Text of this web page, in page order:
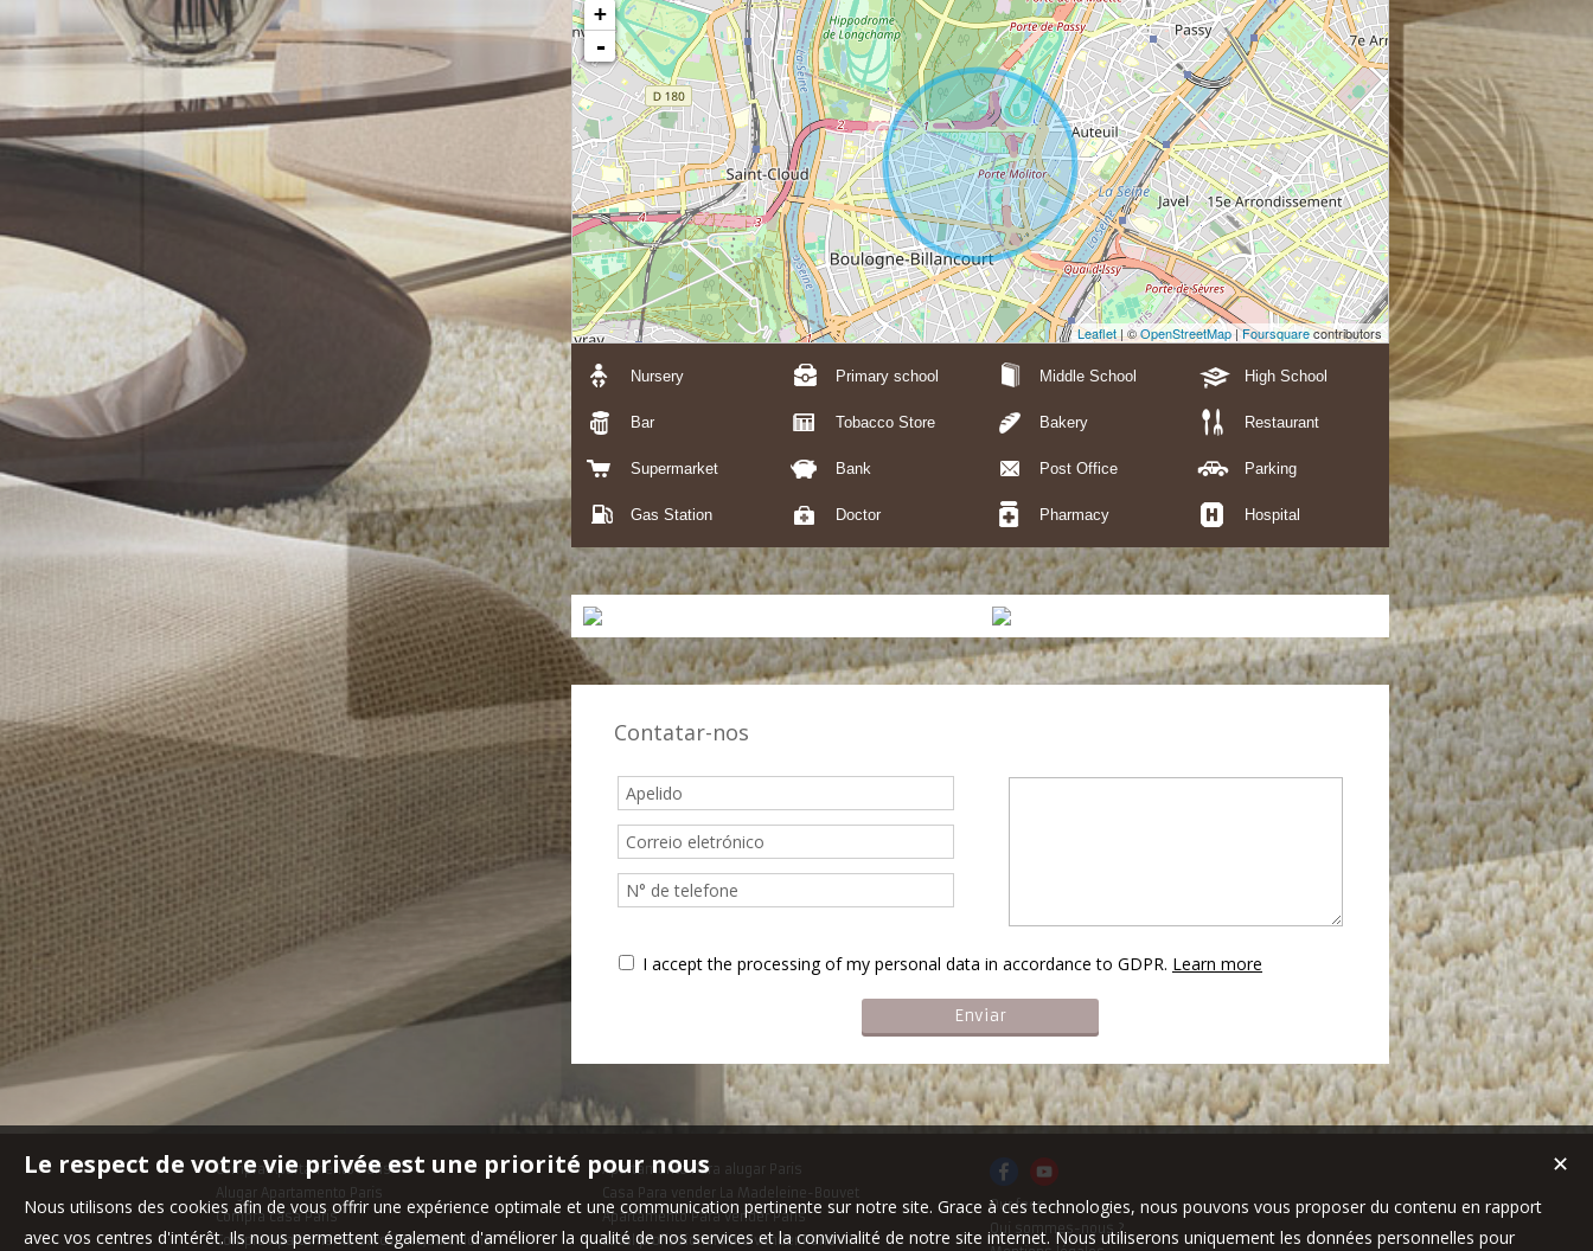
+
-
Leaflet| ©OpenStreetMap|Foursquarecontributors
Nursery Primary school Middle School High School
Bar Tobacco Store Bakery Restaurant
Supermarket Bank Post Office Parking
Gas Station Doctor Pharmacy Hospital
Contatar-nos
I accept the processing of my personal data in accordance to GDPR. Learn more
Compra Apartamento Paris
Alugar Apartamento Paris
Compra casa Paris
Compra Apartamento Barcelona,Barcelone
Apartamento Para alugar Paris
Casa Para vender La Madeleine-Bouvet
Apartamento Para vender Paris
Local profissional Para vender Paris
Our fees
Qui sommes-nous ?
✕
Le respect de votre vie privée est une priorité pour nous
Nous utilisons des cookies afin de vous offrir une expérience optimale et une communication pertinente sur notre site. Grace à ces technologies, nous pouvons vous proposer du contenu en rapport
avec vos centres d'intérêt. Ils nous permettent également d'améliorer la qualité de nos services et la convivialité de notre site internet. Nous utiliserons uniquement les données personnelles pour